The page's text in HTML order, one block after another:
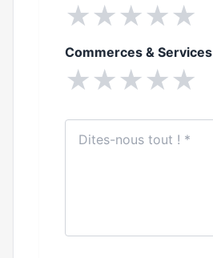
★★★★★
Commerces & Services
★★★★★